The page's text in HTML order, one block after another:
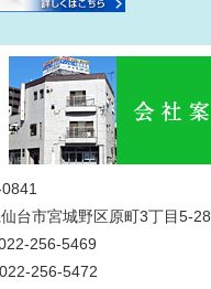
台市宮城野区原町3丁目5-28
256-5469
256-5472